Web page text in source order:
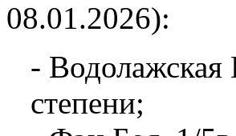
08.01.2026):
- Водолажская
степени;